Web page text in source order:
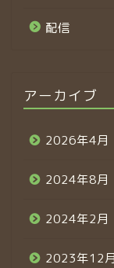
配信
アーカイブ
2026年4月
2024年8月
2024年2月
2023年12月